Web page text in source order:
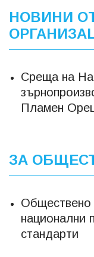
НОВИНИ
Среща на
Пламен
ЗА
Обществено
национални
стандарти